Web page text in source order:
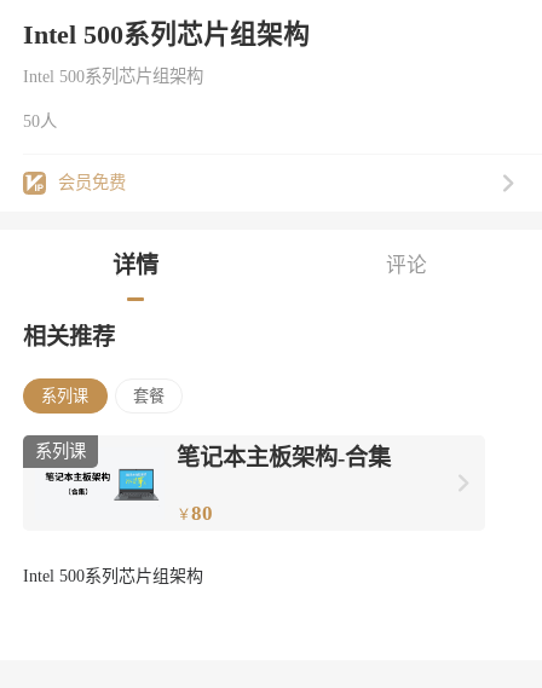
Intel 500系列芯片组架构
Intel 500系列芯片组架构
50人
会员免费
详情 评论
相关推荐
系列课 套餐
系列课 笔记本主板架构-合集
￥80
Intel 500系列芯片组架构